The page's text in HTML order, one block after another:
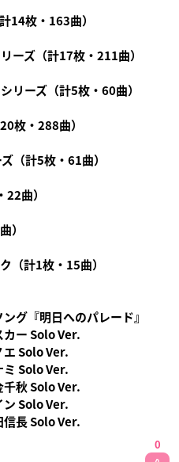
14枚・163曲）
ーズ（計17枚・211曲）
リーズ（計5枚・60曲）
枚・288曲）
（計5枚・61曲）
22曲）
）
（計1枚・15曲）
グ『明日へのパレード』
カー Solo Ver.
エ Solo Ver.
ミ Solo Ver.
千秋 Solo Ver.
ン Solo Ver.
信長 Solo Ver.
0